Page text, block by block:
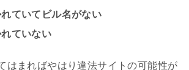
ていてビル名がない
ていない
はまればやはり違法サイトの可能性が